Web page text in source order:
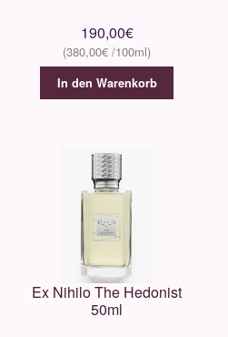
190,00€
380,00€
In den Warenkorb
Ex Nihilo The Hedonist
50ml